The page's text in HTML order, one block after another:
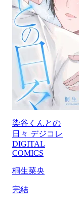
染谷くんとの
日々 デジコレ
DIGITAL
COMICS
桐生菜央
完結